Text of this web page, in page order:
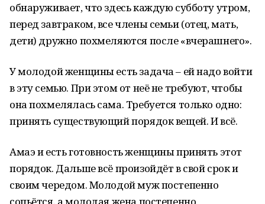
обнаруживает, что здесь каждую субботу утром,
перед завтраком, все члены семьи (отец, мать,
дети) дружно похмеляются после «вчерашнего».
У молодой женщины есть задача – ей надо войти
в эту семью. При этом от неё не требуют, чтобы
она похмелялась сама. Требуется только одно:
принять существующий порядок вещей. И всё.
Амаэ и есть готовность женщины принять этот
порядок. Дальше всё произойдёт в свой срок и
своим чередом. Молодой муж постепенно